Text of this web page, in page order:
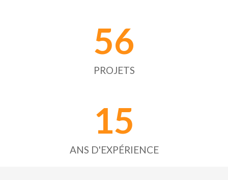
56
PROJETS
15
ANS D'EXPÉRIENCE